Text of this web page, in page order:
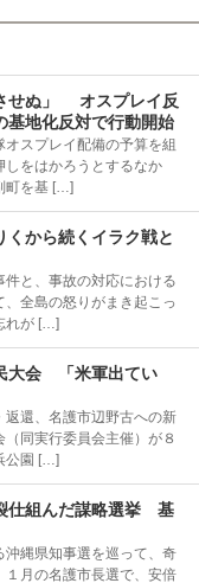
せぬ」 オスプレイ反
地化反対で行動開始
スプレイ配備の予算を組
しをはかろうとするなか
町を基 […]
から続くイラク戦と
と、事故の対応における
全島の怒りがまき起こっ
れが […]
大会 「米軍出てい
還、名護市辺野古への新
同実行委員会主催）が８
公園 […]
仕組んだ謀略選挙 基
縄県知事選を巡って、奇
１月の名護市長選で、安倍